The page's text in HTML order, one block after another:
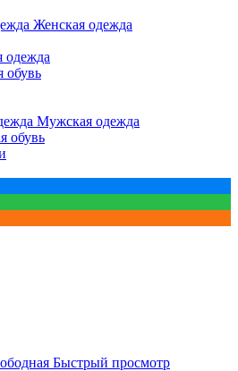
Женская одежда
одежда
обувь
Мужская одежда
обувь
Быстрый просмотр